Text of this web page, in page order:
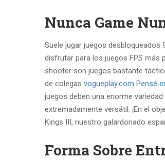
Nunca Game
Suele jugar juegos desbloqueados
disfrutar para los juegos FPS más
shooter son juegos bastante
de colegas vogueplay.com Pensé
juegos deben una enorme
extremadamente versátil. ¡En el
Kings III, nuestro galardonado
Forma Sobre